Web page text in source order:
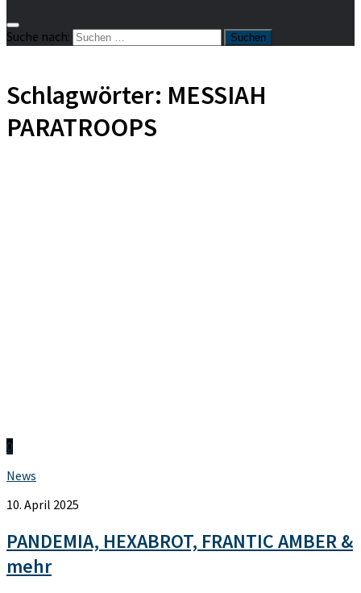
Suche nach:
Schlagwörter: MESSIAH
PARATROOPS
0
News
10. April 2025
PANDEMIA, HEXABROT, FRANTIC AMBER &
mehr